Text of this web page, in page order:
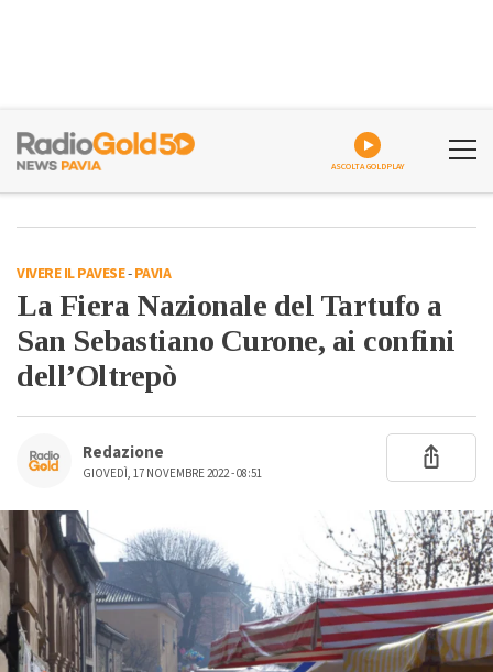
ASCOLTA GOLDPLAY
VIVERE IL PAVESE-PAVIA
La Fiera Nazionale del Tartufo a
San Sebastiano Curone, ai confini
dell’Oltrepò
Redazione
GIOVEDÌ, 17 NOVEMBRE 2022 - 08:51